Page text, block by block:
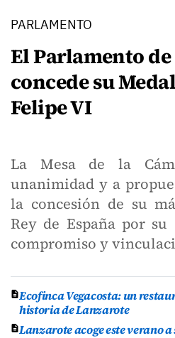
PARLAMENTO
El Parlamento
concede su
Felipe VI
La Mesa de la
unanimidad y a
la concesión de su
Rey de España por su
compromiso y
Ecofinca Vegacosta: un
historia de Lanzarote
Lanzarote acoge este verano